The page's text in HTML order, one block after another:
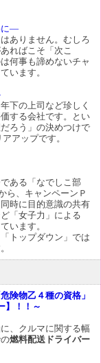
に―
ありません。むしろ
ればこそ「次こ
何事も諦めないチャ
います。
下の上司など珍しく
する会社です。とい
ろう」の決めつけで
アップです。
ある「なでしこ部
ら、キャンペーンＰ
時に目的意識の共有
「女子力」による
います。
トップダウン」では
険物乙４種の資格」
】！！～
、クルマに関する幅
燃料配送ドライバー